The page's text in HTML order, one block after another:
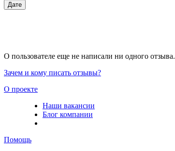
Дате
О пользователе еще не написали ни одного отзыва.
Зачем и кому писать отзывы?
О проекте
Наши вакансии
Блог компании
Помощь